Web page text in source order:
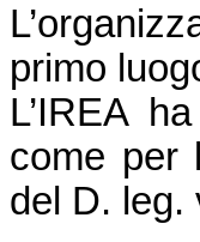
primo
L’IREA
come per
del D. leg.